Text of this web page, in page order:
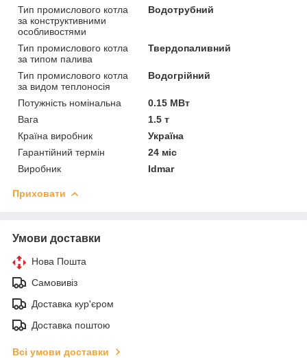
Тип промислового котла
за конструктивними
особливостями
Водотрубний
Тип промислового котла
за типом палива
Твердопаливний
Тип промислового котла
за видом теплоносія
Водогрійний
Потужність номінальна
0.15 МВт
Вага
1.5 т
Країна виробник
Україна
Гарантійний термін
24 міс
Виробник
Idmar
Приховати
Умови доставки
Нова Пошта
Самовивіз
Доставка кур'єром
Доставка поштою
Всі умови доставки